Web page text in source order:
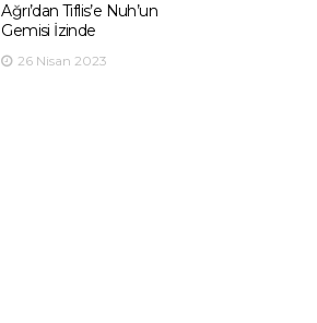
Ağrı’dan Tiflis’e Nuh’un
Gemisi İzinde
26 Nisan 2023